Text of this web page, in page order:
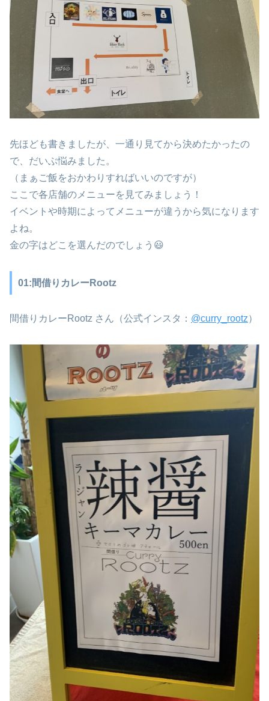
先ほども書きましたが、一通り見てから決めたかったの
で、だいぶ悩みました。
（まぁご飯をおかわりすればいいのですが）
ここで各店舗のメニューを見てみましょう！
イベントや時期によってメニューが違うから気になります
よね。
金の字はどこを選んだのでしょう😃
01:間借りカレーRootz
間借りカレーRootz さん（公式インスタ：⁡ @curry_rootz）